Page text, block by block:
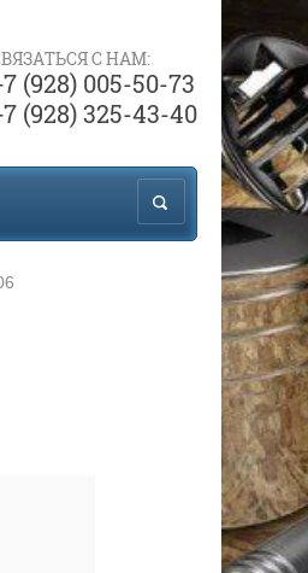
С НАМ:
(928) 005-50-73
(928) 325-43-40